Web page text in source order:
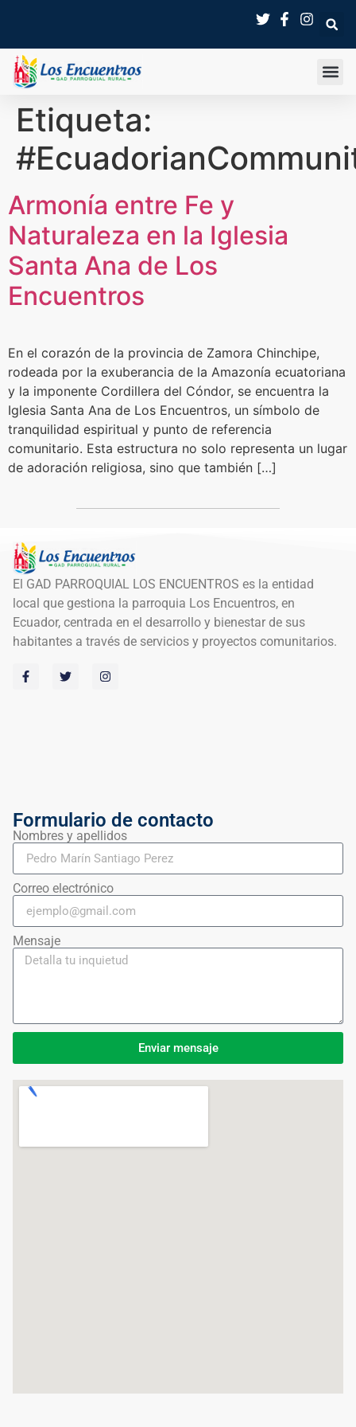
Etiqueta:
Armonía entre Fe y
Naturaleza en la Iglesia
Santa Ana de Los
Encuentros
En el corazón de la provincia de Zamora Chinchipe,
rodeada por la exuberancia de la Amazonía ecuatoriana
y la imponente Cordillera del Cóndor, se encuentra la
Iglesia Santa Ana de Los Encuentros, un símbolo de
tranquilidad espiritual y punto de referencia
comunitario. Esta estructura no solo representa un lugar
de adoración religiosa, sino que también […]
El GAD PARROQUIAL LOS ENCUENTROS es la entidad
local que gestiona la parroquia Los Encuentros, en
Ecuador, centrada en el desarrollo y bienestar de sus
habitantes a través de servicios y proyectos comunitarios.
Formulario de contacto
Nombres y apellidos
Correo electrónico
Mensaje
Enviar mensaje